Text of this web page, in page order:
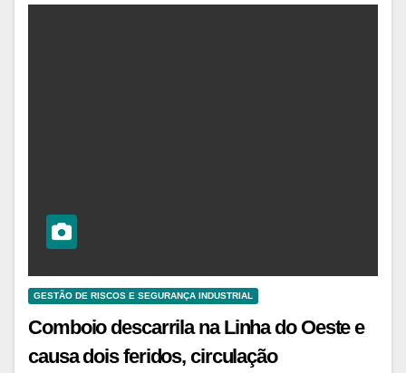
GESTÃO DE RISCOS E SEGURANÇA INDUSTRIAL
Comboio descarrila na Linha do Oeste e
causa dois feridos, circulação